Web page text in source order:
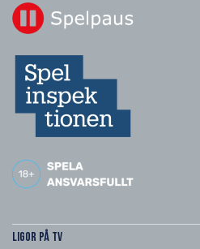
Ligor på TV